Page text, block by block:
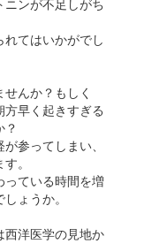
ニンが不足しがち
てはいかがでし
んか？もしく
早く起きすぎる
？
参ってしまい、
。
っている時間を増
ょうか。
西洋医学の見地か